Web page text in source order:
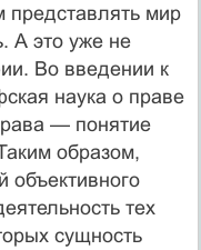
представлять мир
А это уже не
Во введении к
наука о праве
— понятие
образом,
объективного
тех
сущ­ность